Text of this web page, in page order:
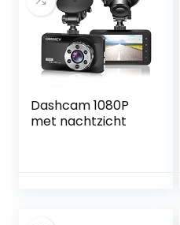
Dashcam 1080P
met nachtzicht